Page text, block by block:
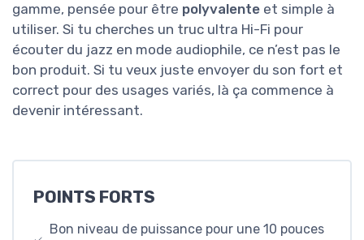
gamme, pensée pour être polyvalente et simple à
utiliser. Si tu cherches un truc ultra Hi-Fi pour
écouter du jazz en mode audiophile, ce n’est pas le
bon produit. Si tu veux juste envoyer du son fort et
correct pour des usages variés, là ça commence à
devenir intéressant.
POINTS FORTS
Bon niveau de puissance pour une 10 pouces